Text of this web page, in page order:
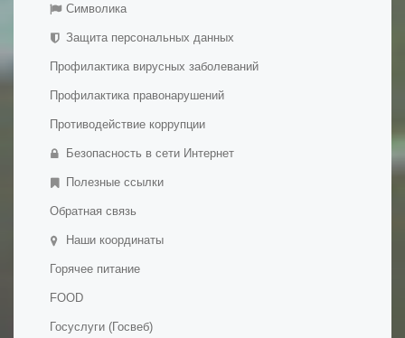
обучающихся
- Международное сотрудничество
- Организация питания в образовательной организации
- Дополнительное образование детей и взрослых
Символика
Защита персональных данных
Профилактика вирусных заболеваний
Профилактика правонарушений
Противодействие коррупции
Безопасность в сети Интернет
Полезные ссылки
Обратная связь
Наши координаты
Горячее питание
FOOD
Госуслуги (Госвеб)